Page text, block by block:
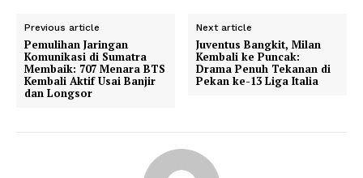
Previous article
Pemulihan Jaringan
Komunikasi di Sumatra
Membaik: 707 Menara BTS
Kembali Aktif Usai Banjir
dan Longsor
Next article
Juventus Bangkit, Milan
Kembali ke Puncak:
Drama Penuh Tekanan di
Pekan ke-13 Liga Italia